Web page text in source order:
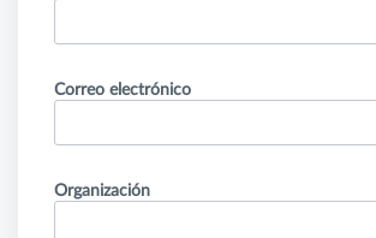
Correo electrónico
Organización